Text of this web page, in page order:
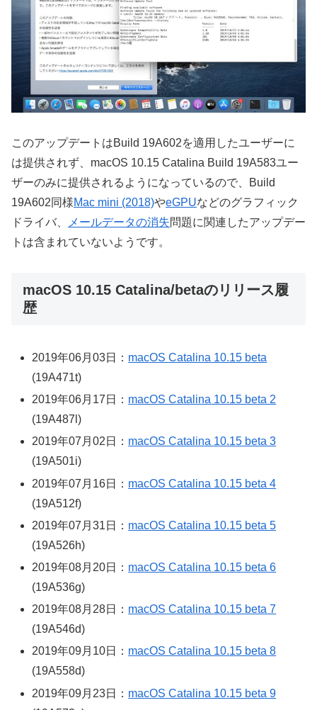
このアップデートはBuild 19A602を適用したユーザーに
は提供されず、macOS 10.15 Catalina Build 19A583ユー
ザーのみに提供されるようになっているので、Build
19A602同様Mac mini (2018)やeGPUなどのグラフィック
ドライバ、
メールデータの消失問題に関連したアップデー
トは含まれていないようです。
macOS 10.15 Catalina/betaのリリース履
歴
2019年06月03日： macOS Catalina 10.15 beta
(19A471t)
2019年06月17日： macOS Catalina 10.15 beta 2
(19A487l)
2019年07月02日： macOS Catalina 10.15 beta 3
(19A501i)
2019年07月16日： macOS Catalina 10.15 beta 4
(19A512f)
2019年07月31日： macOS Catalina 10.15 beta 5
(19A526h)
2019年08月20日： macOS Catalina 10.15 beta 6
(19A536g)
2019年08月28日： macOS Catalina 10.15 beta 7
(19A546d)
2019年09月10日： macOS Catalina 10.15 beta 8
(19A558d)
2019年09月23日： macOS Catalina 10.15 beta 9